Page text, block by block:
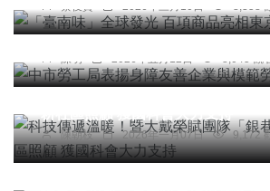
蔡俊賢 2026年三月10日 8,358
社會 綜合新聞 文教 科技新知
中市勞工局表揚身障友善企業與模
陳明 2026年五月12日 8,045 觀
文教 科技新知
科技傳遞溫暖！暨大戴榮賦團隊「
陳朝枝 2026年一月07日 9,172
社會 綜合新聞 科技新知
熱心公益 昇揚金屬加碼10億投資台